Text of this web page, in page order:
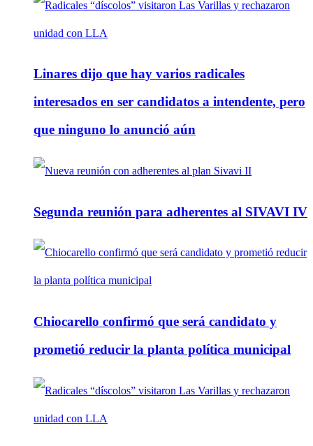
Linares dijo que hay varios radicales
interesados en ser candidatos a intendente, pero
que ninguno lo anunció aún
Segunda reunión para adherentes al SIVAVI IV
Chiocarello confirmó que será candidato y
prometió reducir la planta política municipal